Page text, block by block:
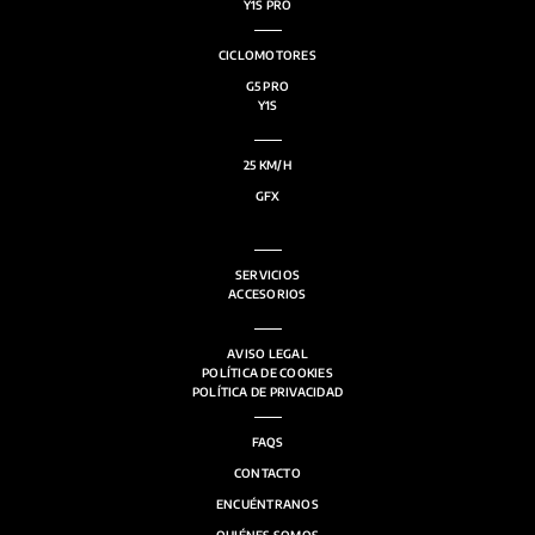
SERVICIOS
SALA DE PRENSA
CONTACTO
Y1S PRO
CICLOMOTORES
G5 PRO
Y1S
25 KM/H
GFX
SERVICIOS
ACCESORIOS
AVISO LEGAL
POLÍTICA DE COOKIES
POLÍTICA DE PRIVACIDAD
FAQS
CONTACTO
ENCUÉNTRANOS